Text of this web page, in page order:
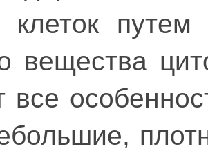
клеток
вещества
все